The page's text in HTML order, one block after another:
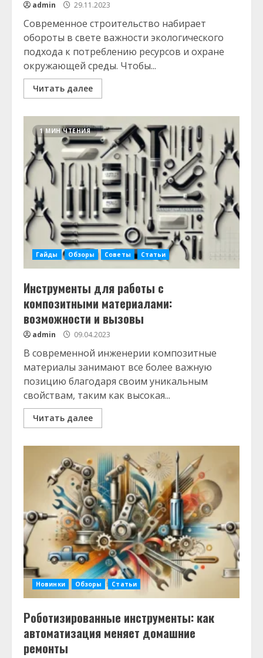
admin 29.11.2023
Современное строительство набирает
обороты в свете важности экологического
подхода к потреблению ресурсов и охране
окружающей среды. Чтобы...
Читать далее
1 МИН ЧТЕНИЯ
Гайды Обзоры Советы Статьи
Инструменты для работы с
композитными материалами:
возможности и вызовы
admin 09.04.2023
В современной инженерии композитные
материалы занимают все более важную
позицию благодаря своим уникальным
свойствам, таким как высокая...
Читать далее
Новинки Обзоры Статьи
Роботизированные инструменты: как
автоматизация меняет домашние
ремонты